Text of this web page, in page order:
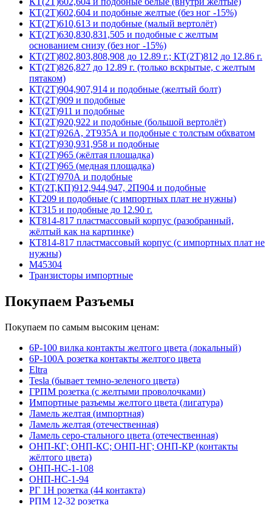
КТ(2Т)602,604 и подобные желтые (без ног -15%)
КТ(2Т)610,613 и подобные (малый вертолёт)
КТ(2Т)630,830,831,505 и подобные с желтым
основанием снизу (без ног -15%)
КТ(2Т)802,803,808,908 до 12.89 г.; КТ(2Т)812 до 12.86 г.
КТ(2Т)826,827 до 12.89 г. (только вскрытые, с желтым
пятаком)
КТ(2Т)904,907,914 и подобные (желтый болт)
КТ(2Т)909 и подобные
КТ(2Т)911 и подобные
КТ(2Т)920,922 и подобные (большой вертолёт)
КТ(2Т)926А, 2Т935А и подобные с толстым обхватом
КТ(2Т)930,931,958 и подобные
КТ(2Т)965 (жёлтая площадка)
КТ(2Т)965 (медная площадка)
КТ(2Т)970А и подобные
КТ(2Т,КП)912,944,947, 2П904 и подобные
КТ209 и подобные (с импортных плат не нужны)
КТ315 и подобные до 12.90 г.
КТ814-817 пластмассовый корпус (разобранный,
жёлтый как на картинке)
КТ814-817 пластмассовый корпус (с импортных плат не
нужны)
М45304
Транзисторы импортные
Покупаем Разъемы
Покупаем по самым высоким ценам:
6Р-100 вилка контакты желтого цвета (локальный)
6Р-100А розетка контакты желтого цвета
Eltra
Tesla (бывает темно-зеленого цвета)
ГРПМ розетка (с желтыми проволочками)
Импортные разъемы желтого цвета (лигатура)
Ламель желтая (импортная)
Ламель желтая (отечественная)
Ламель серо-стального цвета (отечественная)
ОНП-КГ; ОНП-КС; ОНП-НГ; ОНП-КР (контакты
жёлтого цвета)
ОНП-НС-1-108
ОНП-НС-1-94
РГ 1Н розетка (44 контакта)
РПМ 12-32 розетка